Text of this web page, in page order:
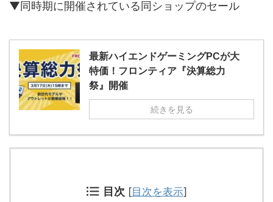
▼同時期に開催されている同ショップのセール
最新ハイエンドゲーミングPCが大
特価！フロンティア『決算総力
祭』開催
続きを見る
目次 [目次を表示]